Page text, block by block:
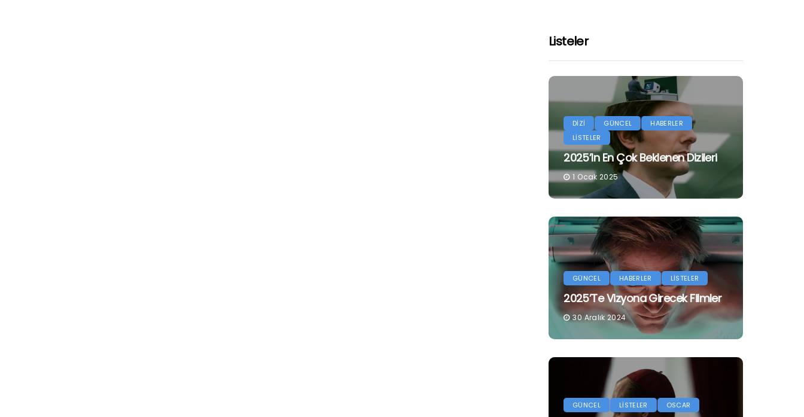
Listeler
DİZİ GÜNCEL
HABERLER
LİSTELER
2025’in En Çok Beklenen Dizileri
1 Ocak 2025
GÜNCEL HABERLER LİSTELER
2025’te Vizyona Girecek Filmler
30 Aralık 2024
GÜNCEL LİSTELER OSCAR